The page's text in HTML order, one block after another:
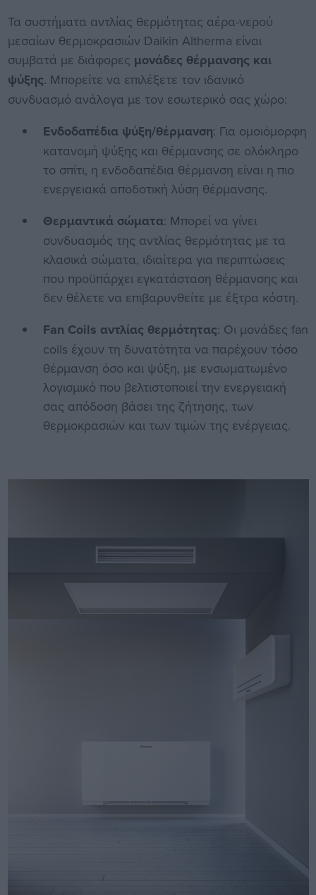
Τα συστήματα αντλίας θερμότητας αέρα-νερού
μεσαίων θερμοκρασιών Daikin Altherma είναι
συμβατά με διάφορες μονάδες θέρμανσης και
ψύξης. Μπορείτε να επιλέξετε τον ιδανικό
συνδυασμό ανάλογα με τον εσωτερικό σας χώρο:
Ενδοδαπέδια ψύξη/θέρμανση: Για ομοιόμορφη
κατανομή ψύξης και θέρμανσης σε ολόκληρο
το σπίτι, η ενδοδαπέδια θέρμανση είναι η πιο
ενεργειακά αποδοτική λύση θέρμανσης.
Θερμαντικά σώματα: Μπορεί να γίνει
συνδυασμός της αντλίας θερμότητας με τα
κλασικά σώματα, ιδιαίτερα για περιπτώσεις
που προϋπάρχει εγκατάσταση θέρμανσης και
δεν θέλετε να επιβαρυνθείτε με έξτρα κόστη.
Fan Coils αντλίας θερμότητας: Οι μονάδες fan
coils έχουν τη δυνατότητα να παρέχουν τόσο
θέρμανση όσο και ψύξη, με ενσωματωμένο
λογισμικό που βελτιστοποιεί την ενεργειακή
σας απόδοση βάσει της ζήτησης, των
θερμοκρασιών και των τιμών της ενέργειας.